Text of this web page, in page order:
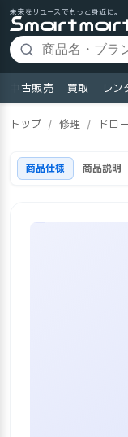
未来をリユースでもっと身近に。
中古販売 買取 レン
トップ / 修理 / ドロ
商品仕様 商品説明